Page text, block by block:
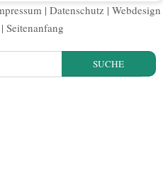
| Datenschutz | Webdesign
| Seitenanfang
SUCHE